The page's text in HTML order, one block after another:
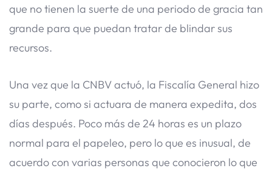
que no tienen la suerte de una periodo de gracia tan
grande para que puedan tratar de blindar sus
recursos.
Una vez que la CNBV actuó, la Fiscalía General hizo
su parte, como si actuara de manera expedita, dos
días después. Poco más de 24 horas es un plazo
normal para el papeleo, pero lo que es inusual, de
acuerdo con varias personas que conocieron lo que